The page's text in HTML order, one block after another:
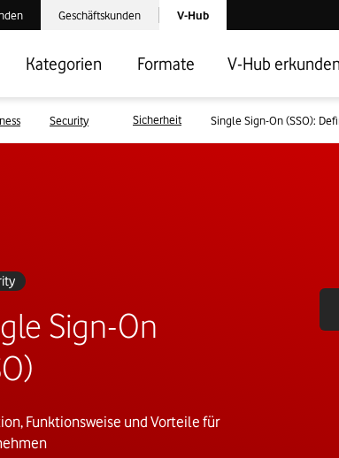
der V-Hub Webseite: Zum Privatkundenbereich
Verlassen der V-Hub Webseite: Zum
Geschäftskunden Laden der V-Hub Startseite
V-Hub
Kategorien Formate V-Hub erkunden
Security Sicherheit Single Sign-On (SSO):
Sign-On
Funktionsweise und Vorteile für